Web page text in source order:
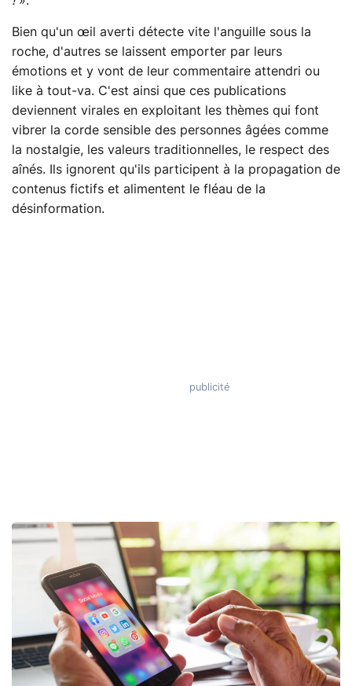
Bien qu'un œil averti détecte vite l'anguille sous la
roche, d'autres se laissent emporter par leurs
émotions et y vont de leur commentaire attendri ou
like à tout-va. C'est ainsi que ces publications
deviennent virales en exploitant les thèmes qui font
vibrer la corde sensible des personnes âgées comme
la nostalgie, les valeurs traditionnelles, le respect des
aînés. Ils ignorent qu'ils participent à la propagation de
contenus fictifs et alimentent le fléau de la
désinformation.